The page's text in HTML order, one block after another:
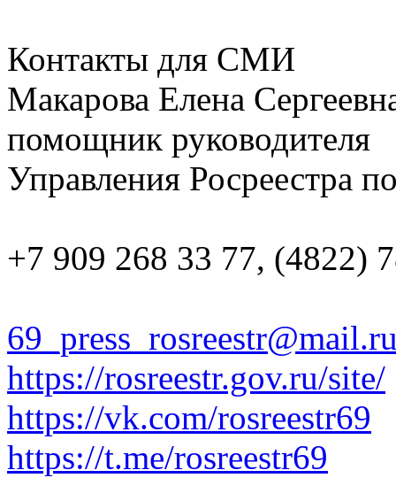
Контакты для СМИ
Макарова Елена
помощник руководителя
Управления Росреестра
+7 909 268 33 77, (4822)
https://rosreestr.gov.ru/site/
https://vk.com/rosreestr69
https://t.me/rosreestr69